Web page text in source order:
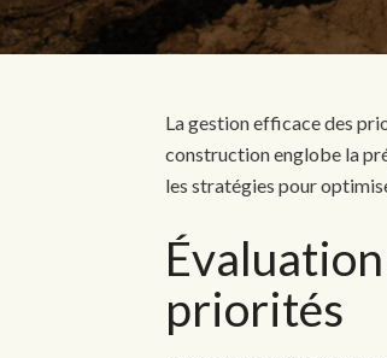
La gestion efficace des
construction englobe la
les stratégies pour
priorités